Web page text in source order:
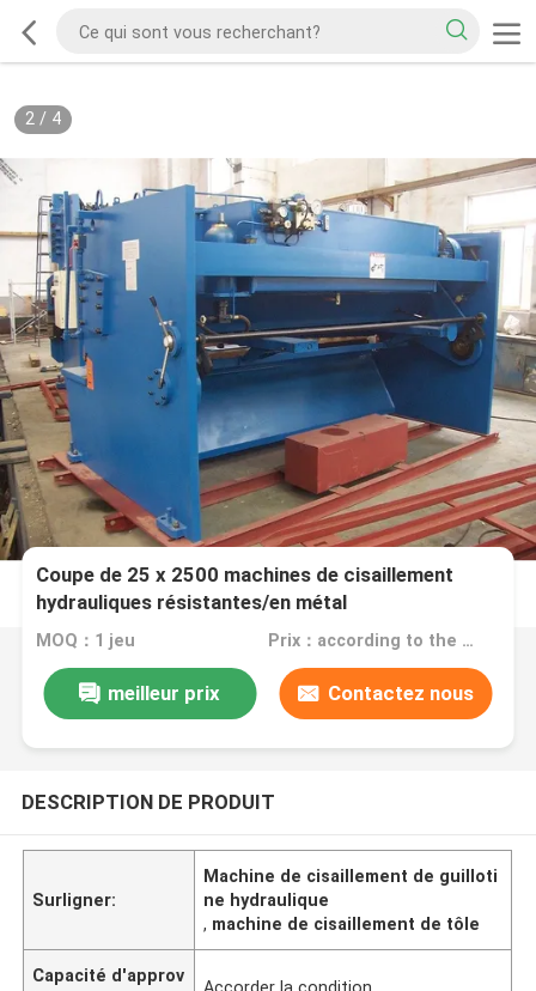
2/ 4
Coupe de 25 x 2500 machines de cisaillement
hydrauliques résistantes/en métal
MOQ：1 jeu Prix：according to the machine requirement
meilleur prix Contactez nous
DESCRIPTION DE PRODUIT
Surligner:
Machine de cisaillement de guilloti
ne hydraulique
, machine de cisaillement de tôle
Capacité d'approv
Accorder la condition